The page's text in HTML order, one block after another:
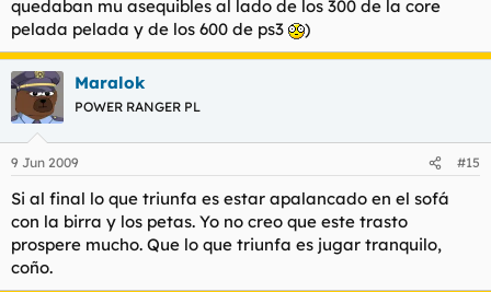
quedaban mu asequibles al lado de los 300 de la core
pelada pelada y de los 600 de ps3
)
Maralok
POWER RANGER PL
9 Jun 2009 #15
Si al final lo que triunfa es estar apalancado en el sofá
con la birra y los petas. Yo no creo que este trasto
prospere mucho. Que lo que triunfa es jugar tranquilo,
coño.